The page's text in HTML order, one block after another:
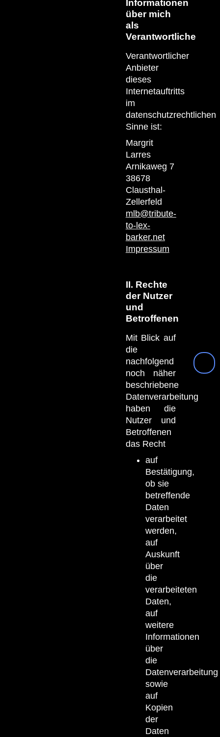
Informationen
über mich
als
Verantwortliche
Verantwortlicher
Anbieter
dieses
Internetauftritts
im
datenschutzrechtlichen
Sinne ist:
Margrit
Larres
Arnikaweg 7
38678
Clausthal-
Zellerfeld
mlb@tribute-
to-lex-
barker.net
Impressum
II. Rechte
der Nutzer
und
Betroffenen
Mit Blick auf
die
nachfolgend
noch näher
beschriebene
Datenverarbeitung
haben die
Nutzer und
Betroffenen
das Recht
auf
Bestätigung,
ob sie
betreffende
Daten
verarbeitet
werden,
auf
Auskunft
über
die
verarbeiteten
Daten,
auf
weitere
Informationen
über
die
Datenverarbeitung
sowie
auf
Kopien
der
Daten